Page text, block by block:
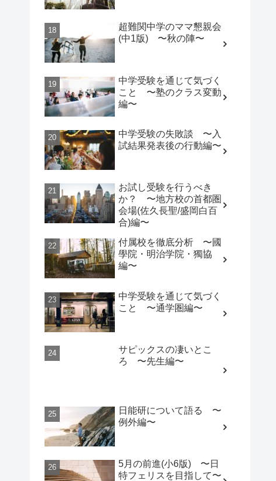
超難関中学のママ懇親会
(中1版) 〜秋の陣〜
中学受験を通じて気づく
こと 〜塾のクラス変動
編〜
中学受験の失敗談 〜入
試結果発表後の行動編〜
お試し受験を行うべき
か？ 〜地方校の首都圏
会場(佐久長聖/盛岡白百
合)編〜
付属校を徹底分析 〜國
學院・明治学院・獨協
編〜
中学受験を通じて気づく
こと 〜通学圏編〜
サピックスの凄いとこ
ろ 〜先生編〜
日能研について語る 〜
例外編〜
5月の前進(小6版) 〜日
特フェリスを目指して〜